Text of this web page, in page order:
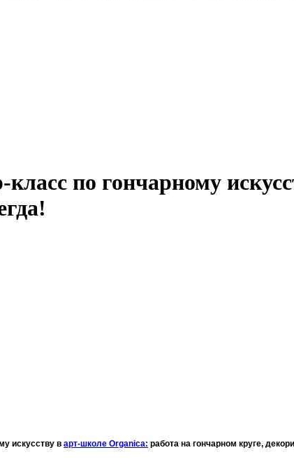
по гончарному
искусству в арт-школе Organica: работа на гончарном круге,